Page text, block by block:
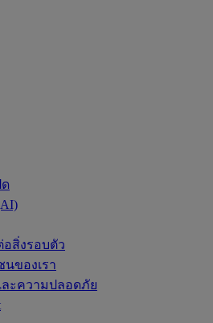
สิ่งรอบตัว
ของเรา
ะความปลอดภัย